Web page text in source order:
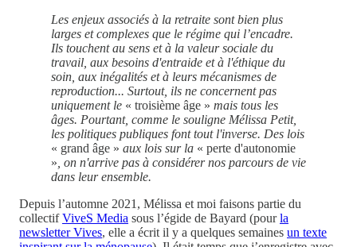
Les enjeux associés à la retraite sont bien plus
larges et complexes que le régime qui l’encadre.
Ils touchent au sens et à la valeur sociale du
travail, aux besoins d'entraide et à l'éthique du
soin, aux inégalités et à leurs mécanismes de
reproduction... Surtout, ils ne concernent pas
uniquement le « troisième âge » mais tous les
âges. Pourtant, comme le souligne Mélissa Petit,
les politiques publiques font tout l'inverse. Des lois
« grand âge » aux lois sur la « perte d'autonomie
» , on n'arrive pas à considérer nos parcours de vie
dans leur ensemble.
Depuis l’automne 2021, Mélissa et moi faisons partie du
collectifViveS Media sous l’égide de Bayard (pourla
newsletter Vives, elle a écrit il y a quelques semaines un texte